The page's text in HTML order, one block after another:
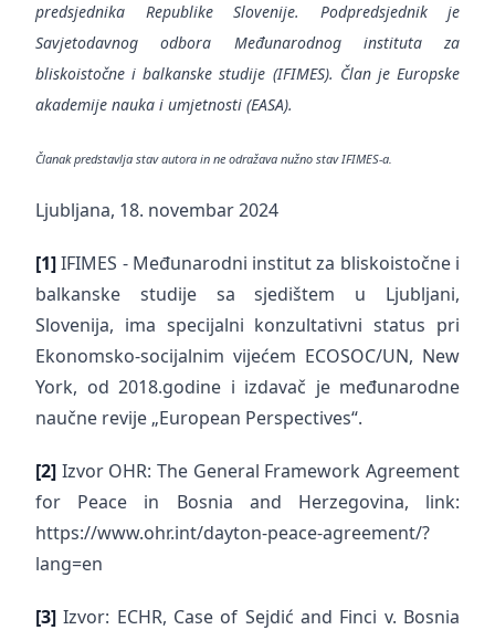
predsjednika Republike Slovenije. Podpredsjednik je
Savjetodavnog odbora Međunarodnog instituta za
bliskoistočne i balkanske studije (IFIMES). Član je Europske
akademije nauka i umjetnosti (EASA).
Članak predstavlja stav autora in ne odražava nužno stav IFIMES-a.
Ljubljana, 18. novembar 2024
[1]IFIMES - Međunarodni institut za bliskoistočne i
balkanske studije sa sjedištem u Ljubljani,
Slovenija, ima specijalni konzultativni status pri
Ekonomsko-socijalnim vijećem ECOSOC/UN, New
York, od 2018.godine i izdavač je međunarodne
naučne revije „European Perspectives“.
[2] Izvor OHR: The General Framework Agreement
for Peace in Bosnia and Herzegovina, link:
https://www.ohr.int/dayton-peace-agreement/?
lang=en
[3] Izvor: ECHR, Case of Sejdić and Finci v. Bosnia